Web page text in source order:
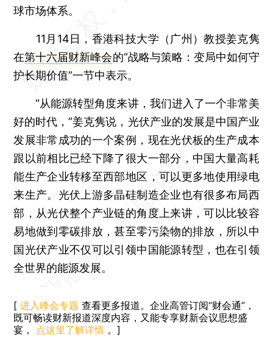
球市场体系。
11月14日，香港科技大学（广州）教授姜克隽
在第十六届财新峰会的“战略与策略：变局中如何守
护长期价值”一节中表示。
“从能源转型角度来讲，我们进入了一个非常美
好的时代，”姜克隽说，光伏产业的发展是中国产业
发展非常成功的一个案例，现在光伏板的生产成本
跟以前相比已经下降了很大一部分，中国大量高耗
能生产企业转移至西部地区，可以更多地使用绿电
来生产。光伏上游多晶硅制造企业也有很多布局西
部，从光伏整个产业链的角度上来讲，可以比较容
易地做到零碳排放，甚至零污染物的排放，所以中
国光伏产业不仅可以引领中国能源转型，也在引领
全世界的能源发展。
[ 进入峰会专题 查看更多报道。企业高管订阅“财会通”，
既可畅读财新报道深度内容，又能专享财新会议思想盛
宴， 点这里了解详情 。]